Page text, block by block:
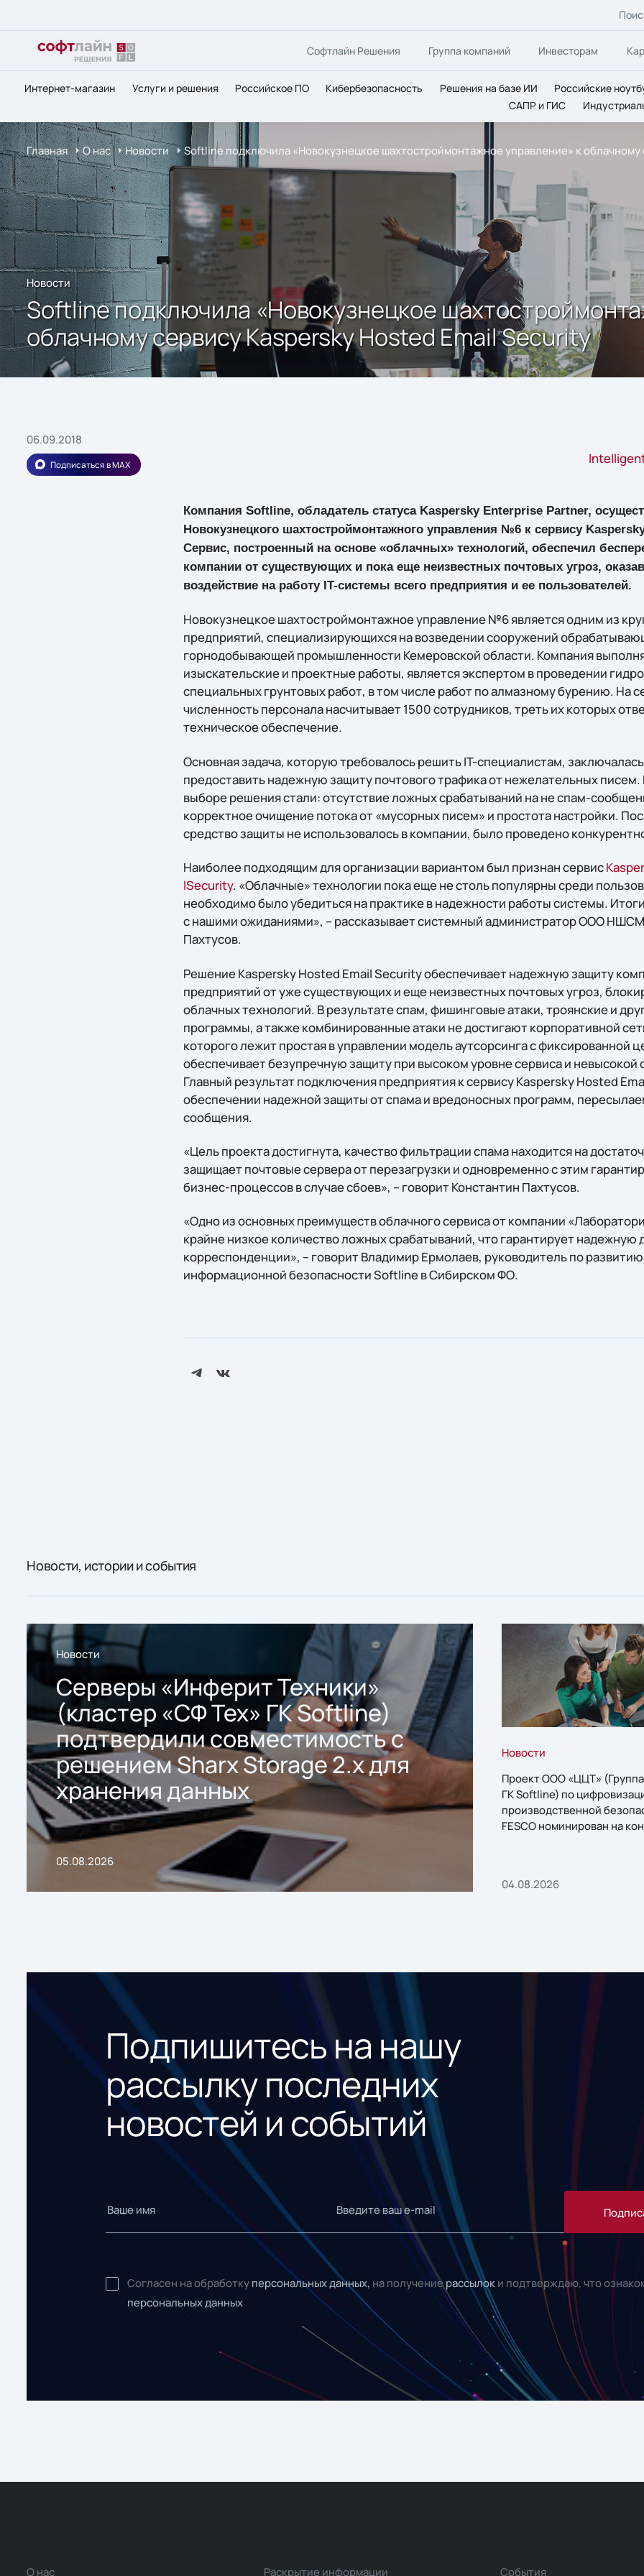
Софтлайн Решения Группа компаний Инвесторам
Интернет-магазин Услуги и решения Российское ПО Кибербезопасность Решения на базе ИИ Российские
САПР и ГИС
Главная О нас Новости Softline подключила «Новокузнецкое шахтостроймонтажное управление» к
Новости
Softline подключила «Новокузнецкое
облачному сервису Kaspersky Hosted Email Security
06.09.2018
Подписаться в MAX
Компания Softline, обладатель статуса Kaspersky Enterprise Partner,
Новокузнецкого шахтостроймонтажного управления №6 к сервису
Сервис, построенный на основе «облачных» технологий, обеспечил
компании от существующих и пока еще неизвестных почтовых угроз,
воздействие на работу IT-системы всего предприятия и ее пользователей.
Новокузнецкое шахтостроймонтажное управление №6 является одним из
предприятий, специализирующихся на возведении сооружений
горнодобывающей промышленности Кемеровской области. Компания
изыскательские и проектные работы, является экспертом в проведении
специальных грунтовых работ, в том числе работ по алмазному бурению. На
численность персонала насчитывает 1500 сотрудников, треть их которых
техническое обеспечение.
Основная задача, которую требовалось решить IT-специалистам,
предоставить надежную защиту почтового трафика от нежелательных
выборе решения стали: отсутствие ложных срабатываний на не спам-
корректное очищение потока от «мусорных писем» и простота настройки.
средство защиты не использовалось в компании, было проведено
Наиболее подходящим для организации вариантом был признан сервис
lSecurity. «Облачные» технологии пока еще не столь популярны среди
необходимо было убедиться на практике в надежности работы системы.
с нашими ожиданиями», – рассказывает системный администратор ООО
Пахтусов.
Решение Kaspersky Hosted Email Security обеспечивает надежную защиту
предприятий от уже существующих и еще неизвестных почтовых угроз,
облачных технологий. В результате спам, фишинговые атаки, троянские и
программы, а также комбинированные атаки не достигают корпоративной
которого лежит простая в управлении модель аутсорсинга с фиксированной
обеспечивает безупречную защиту при высоком уровне сервиса и невысокой
Главный результат подключения предприятия к сервису Kaspersky Hosted
обеспечении надежной защиты от спама и вредоносных программ,
сообщения.
«Цель проекта достигнута, качество фильтрации спама находится на
защищает почтовые сервера от перезагрузки и одновременно с этим
бизнес-процессов в случае сбоев», – говорит Константин Пахтусов.
«Одно из основных преимуществ облачного сервиса от компании
крайне низкое количество ложных срабатываний, что гарантирует надежную
корреспонденции», – говорит Владимир Ермолаев, руководитель по
информационной безопасности Softline в Сибирском ФО.
Новости, истории и события
Новости
Серверы «Инферит Техники»
(кластер «СФ Тех» ГК Softline)
подтвердили совместимость с
решением Sharx Storage 2.x для
хранения данных
05.08.2026
Новости
Проект ООО «ЦЦТ»
ГК Softline) по
производственной
FESCO номинирован на
04.08.2026
Подпишитесь на нашу
рассылку последних
новостей и событий
Согласен на обработку персональных данных, на получениерассылок и подтверждаю, что
персональных данных
О нас Раскрытие информации События